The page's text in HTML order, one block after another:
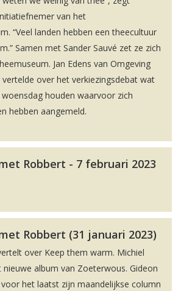
van het
“Veel landen hebben een theecultuur
Samen met Sander Sauvé zet ze zich
Jan Edens van Omgeving
vertelde over het verkiezingsdebat wat
houden waarvoor zich
hebben aangemeld.
Robbert - 7 februari 2023
Robbert (31 januari 2023)
over Keep them warm. Michiel
nieuwe album van Zoeterwous. Gideon
het laatst zijn maandelijkse column